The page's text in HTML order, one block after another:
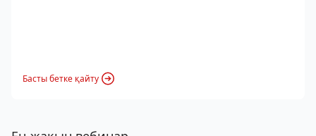
Басты бетке қайту